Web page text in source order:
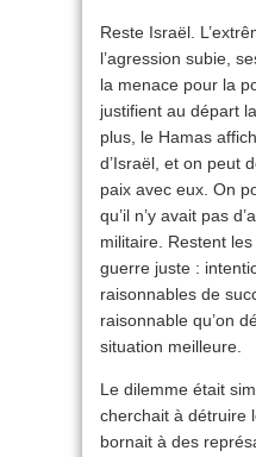
Reste Israël.
l’agression subie,
la menace pour la
justifient au départ
plus, le Hamas
d’Israël, et on peut
paix avec eux. On
qu’il n’y avait pas
militaire. Restent
guerre juste :
raisonnables de
raisonnable qu’on
situation meilleure.
Le dilemme était
cherchait à détruire
bornait à des